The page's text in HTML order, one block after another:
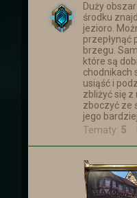
Duży
środku
jezioro.
przepłynąć
brzegu.
które są
chodnikach
usiąść i
zbliżyć się
zboczyć ze
jego
Tematy: 5